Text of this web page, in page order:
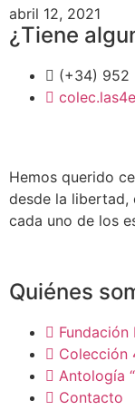
abril 12, 2021
¿Tiene
(+34) 952
Hemos querido
desde la libertad,
cada uno de los
Quiénes
Fundación
Colección
Antología
Contacto